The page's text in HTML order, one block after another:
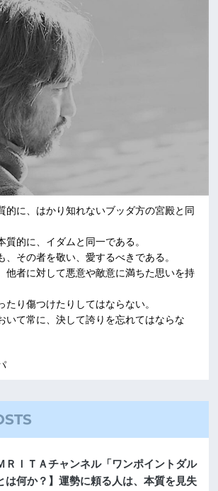
的に、はかり知れないブッダ方の宮殿と同
的に、イダムと同一である。
その者を敬い、愛するべきである。
他者に対して悪意や敵意に満ちた思いを持
り傷つけたりしてはならない。
て常に、決して誇りを忘れてはならな
ＲＩＴＡチャンネル「ワンポイントダル
は何か？】運勢に頼る人は、本質を見失